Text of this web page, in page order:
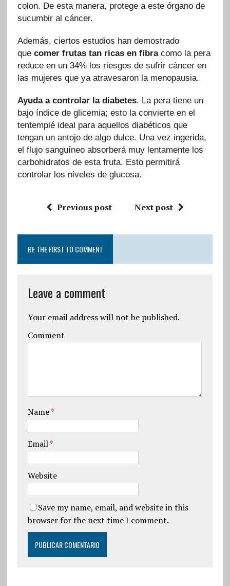
colon. De esta manera, protege a este órgano de
sucumbir al cáncer.
Además, ciertos estudios han demostrado
que comer frutas tan ricas en fibracomo la pera
reduce en un 34% los riesgos de sufrir cáncer en
las mujeres que ya atravesaron la menopausia.
Ayuda a controlar la diabetes. La pera tiene un
bajo índice de glicemia; esto la convierte en el
tentempié ideal para aquellos diabéticos que
tengan un antojo de algo dulce. Una vez ingerida,
el flujo sanguíneo absorberá muy lentamente los
carbohidratos de esta fruta. Esto permitirá
controlar los niveles de glucosa.
Previous post Next post
BE THE FIRST TO COMMENT
Leave a comment
Your email address will not be published.
Comment
Name*
Email*
Website
Save my name, email, and website in this
browser for the next time I comment.